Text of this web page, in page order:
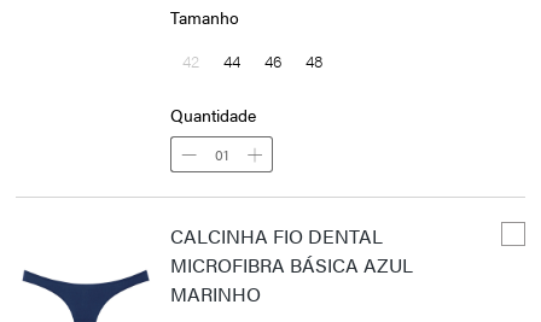
Tamanho
42
44 46 48
Quantidade
01
CALCINHA FIO DENTAL
MICROFIBRA BÁSICA AZUL
MARINHO